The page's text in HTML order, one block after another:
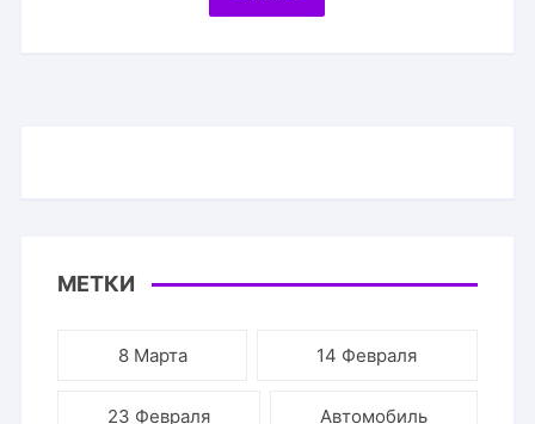
МЕТКИ
8 Марта 14 Февраля
23 Февраля Автомобиль